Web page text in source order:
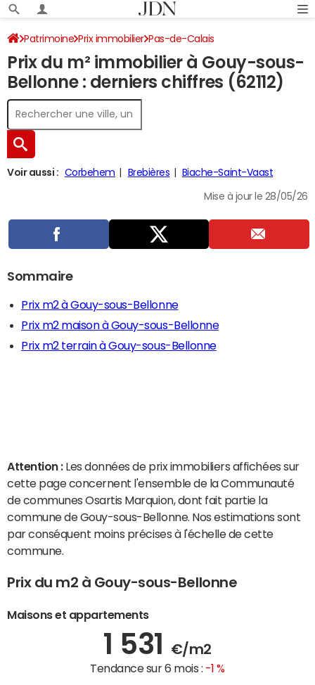
Patrimoine Prix immobilier Pas-de-Calais
Gouy-sous-Bellonne
Prix du m² immobilier à Gouy-sous-
Bellonne : derniers chiffres (62112)
Voir aussi : Corbehem Brebières Biache-Saint-Vaast
Mise à jour le 28/05/26
Sommaire
Prix m2 à Gouy-sous-Bellonne
Prix m2 maison à Gouy-sous-Bellonne
Prix m2 terrain à Gouy-sous-Bellonne
Attention : Les données de prix immobiliers affichées sur
cette page concernent l'ensemble de la Communauté
de communes Osartis Marquion, dont fait partie la
commune de Gouy-sous-Bellonne. Nos estimations sont
par conséquent moins précises à l'échelle de cette
commune.
Prix du m2 à Gouy-sous-Bellonne
Maisons et appartements
1 531 €/m2
Tendance sur 6 mois : -1 %